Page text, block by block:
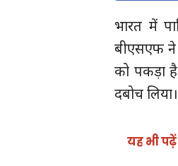
भारत में
बीएसएफ ने
को पकड़ा
दबोच
यह भी